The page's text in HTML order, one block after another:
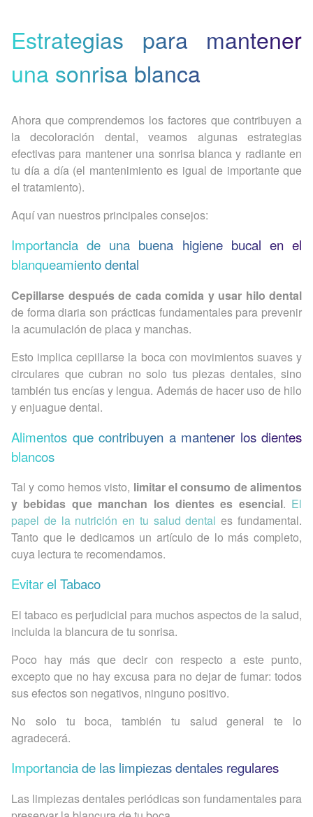
Estrategias para mantener
una sonrisa blanca
Ahora que comprendemos los factores que contribuyen a
la decoloración dental, veamos algunas estrategias
efectivas para mantener una sonrisa blanca y radiante en
tu día a día (el mantenimiento es igual de importante que
el tratamiento).
Aquí van nuestros principales consejos:
Importancia de una buena higiene bucal en el
blanqueamiento dental
Cepillarse después de cada comida y usar hilo dental
de forma diaria son prácticas fundamentales para prevenir
la acumulación de placa y manchas.
Esto implica cepillarse la boca con movimientos suaves y
circulares que cubran no solo tus piezas dentales, sino
también tus encías y lengua. Además de hacer uso de hilo
y enjuague dental.
Alimentos que contribuyen a mantener los dientes
blancos
Tal y como hemos visto, limitar el consumo de alimentos
y bebidas que manchan los dientes es esencial. El
papel de la nutrición en tu salud dental es fundamental.
Tanto que le dedicamos un artículo de lo más completo,
cuya lectura te recomendamos.
Evitar el Tabaco
El tabaco es perjudicial para muchos aspectos de la salud,
incluida la blancura de tu sonrisa.
Poco hay más que decir con respecto a este punto,
excepto que no hay excusa para no dejar de fumar: todos
sus efectos son negativos, ninguno positivo.
No solo tu boca, también tu salud general te lo
agradecerá.
Importancia de las limpiezas dentales regulares
Las limpiezas dentales periódicas son fundamentales para